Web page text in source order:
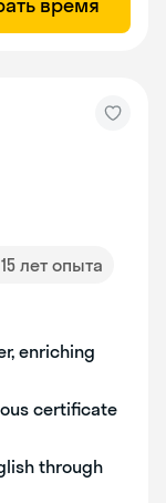
15 лет опыта
enriching
certificate
through